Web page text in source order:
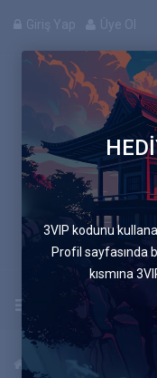
Giriş Yap Üye Ol
Manga
Anasayfa
3VIP kodunu
Profil sayfasında
kısmına